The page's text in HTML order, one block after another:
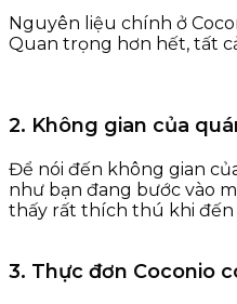
Nguyên liệu chính ở
Quan trọng hơn hết, tất
2. Không gian của
Để nói đến không gian
như bạn đang bước vào
thấy rất thích thú khi đến
3. Thực đơn Coconio